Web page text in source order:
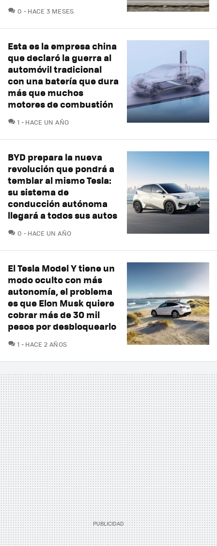
0 COMENTARIOS
HACE 3 MESES
Esta es la empresa china
que declaró la guerra al
automóvil tradicional
con una batería que dura
más que muchos
motores de combustión
1 COMENTARIOS
HACE UN AÑO
BYD prepara la nueva
revolución que pondrá a
temblar al mismo Tesla:
su sistema de
conducción autónoma
llegará a todos sus autos
0 COMENTARIOS
HACE UN AÑO
El Tesla Model Y tiene un
modo oculto con más
autonomía, el problema
es que Elon Musk quiere
cobrar más de 30 mil
pesos por desbloquearlo
1 COMENTARIOS
HACE 2 AÑOS